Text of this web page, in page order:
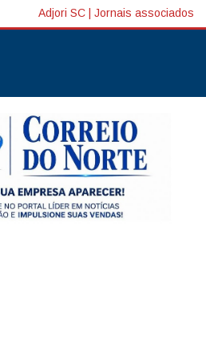
Adjori SC Jornais associados